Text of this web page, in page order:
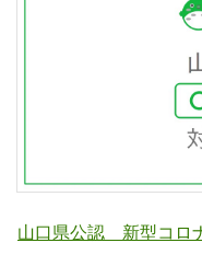
山口県公認 新型コロ